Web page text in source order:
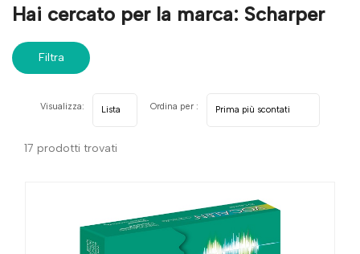
Home Marche parafarmaci Scharper
Hai cercato per la marca: Scharper
Filtra
17 prodotti trovati
Visualizza: Ordina per :